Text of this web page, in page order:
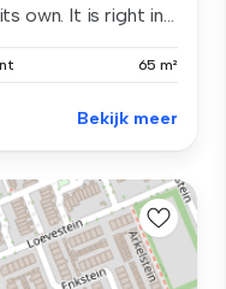
own. It is right in...
65 m²
Bekijk meer